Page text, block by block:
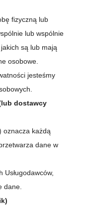
fizyczną lub
lub wspólnie
są lub mają
osobowe.
jesteśmy
dostawcy
oznacza każdą
dane w
Usługodawców,
dane.